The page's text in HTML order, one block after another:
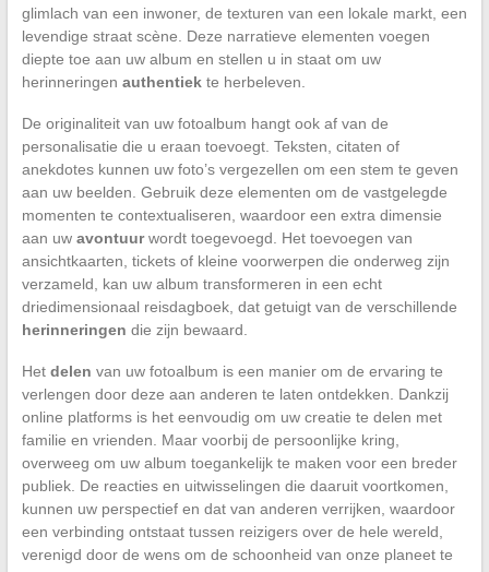
glimlach van een inwoner, de texturen van een lokale markt, een
levendige straat scène. Deze narratieve elementen voegen
diepte toe aan uw album en stellen u in staat om uw
herinneringen authentiekte herbeleven.
De originaliteit van uw fotoalbum hangt ook af van de
personalisatie die u eraan toevoegt. Teksten, citaten of
anekdotes kunnen uw foto’s vergezellen om een stem te geven
aan uw beelden. Gebruik deze elementen om de vastgelegde
momenten te contextualiseren, waardoor een extra dimensie
aan uw avontuurwordt toegevoegd. Het toevoegen van
ansichtkaarten, tickets of kleine voorwerpen die onderweg zijn
verzameld, kan uw album transformeren in een echt
driedimensionaal reisdagboek, dat getuigt van de verschillende
herinneringen die zijn bewaard.
Het delen van uw fotoalbum is een manier om de ervaring te
verlengen door deze aan anderen te laten ontdekken. Dankzij
online platforms is het eenvoudig om uw creatie te delen met
familie en vrienden. Maar voorbij de persoonlijke kring,
overweeg om uw album toegankelijk te maken voor een breder
publiek. De reacties en uitwisselingen die daaruit voortkomen,
kunnen uw perspectief en dat van anderen verrijken, waardoor
een verbinding ontstaat tussen reizigers over de hele wereld,
verenigd door de wens om de schoonheid van onze planeet te